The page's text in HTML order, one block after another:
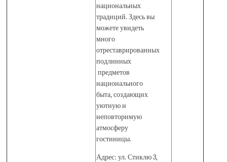
национальных
традиций. Здесь вы
можете увидеть
много
отреставрированных
подлинных
предметов
национального
быта, создающих
уютную и
неповторимую
атмосферу
гостиницы.
Адрес: ул. Стиклю 3,